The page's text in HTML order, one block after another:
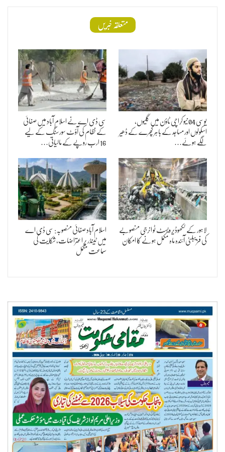
متعلقہ خبریں
یوسی 04 نیو کراچی ٹاؤن میں گلیوں،
اسکولوں اور مساجد کے باہر کچرے کے ڈھیر
لگے ہوئے…
سی ڈی اے نے اسلام آباد میں صفائی
کے نظام کی آؤٹ سورسنگ کے لیے
16 ارب روپے کے مالیاتی…
لاہور کے لکھوڈیر ویسٹ ٹو انرجی منصوبے
کی فزیبلٹی آئندہ ماہ مکمل ہونے کا امکان
اسلام آباد صفائی منصوبہ: سی ڈی اے
میں ٹینڈر پر اعتراضات، شکایت کی
سماعت مکمل